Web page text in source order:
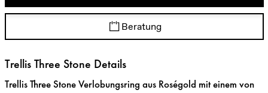
Beratung
Trellis Three Stone Details
Trellis Three Stone Verlobungsring aus Roségold mit einem von